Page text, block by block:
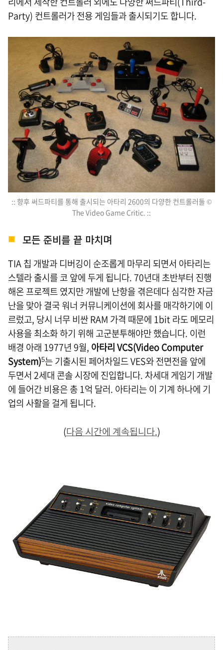
Party) 컨트롤러가 전용 게임들과 출시되기도 합니다.
:: 향후 써드파티를 통해 출시되는 아타리 2600의 다양한 컨트롤러들 ©
The Video Game Critic. ::
모든 준비를 끝 마치며
TIA 칩 개발과 디버깅이 순조롭게 마무리 되면서 아타리는
스텔라 출시를 코 앞에 두게 됩니다. 70년대 초반부터 진행
해온 프로젝트 였지만 개발에 난항을 겪은데다 심각한 자금
난을 맞아 결국 워너 커뮤니케이션에 회사를 매각하기에 이
르렀고, 당시 너무 비싼 RAM 가격 때문에 1bit 라도 메모리
사용을 최소화 하기 위해 고군분투해야만 했습니다. 이런
배경 아래 1977년 9월, 아타리 VCS(Video Computer
System)5는 기출시된 페어차일드 VES와 전면전을 앞에
두면서 2세대 콘솔 시장에 진입합니다. 차세대 게임기 개발
에 들어간 비용은 총 1억 달러. 아타리는 이 기계 하나에 기
업의 사활을 걸게 됩니다.
(다음 시간에 계속됩니다.)